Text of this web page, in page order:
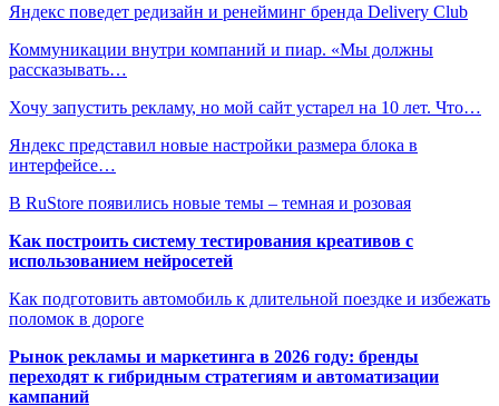
Яндекс поведет редизайн и ренейминг бренда Delivery Club
Коммуникации внутри компаний и пиар. «Мы должны
рассказывать…
Хочу запустить рекламу, но мой сайт устарел на 10 лет. Что…
Яндекс представил новые настройки размера блока в
интерфейсе…
В RuStore появились новые темы – темная и розовая
Как построить систему тестирования креативов с
использованием нейросетей
Как подготовить автомобиль к длительной поездке и избежать
поломок в дороге
Рынок рекламы и маркетинга в 2026 году: бренды
переходят к гибридным стратегиям и автоматизации
кампаний